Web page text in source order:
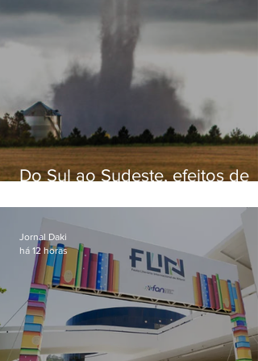
Do Sul ao Sudeste, efeitos de
apreensão na população
Jornal Daki
há 12 horas